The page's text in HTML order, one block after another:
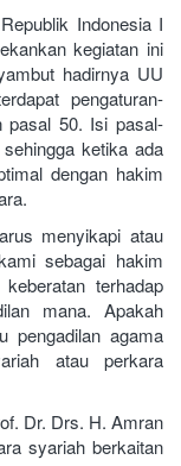
Indonesia I
kegiatan ini
hadirnya UU
pengaturan-
pasal 50. Isi pasal-
ketika ada
dengan hakim
menyikapi atau
sebagai hakim
terhadap
mana. Apakah
pengadilan agama
atau perkara
Dr. Drs. H. Amran
syariah berkaitan